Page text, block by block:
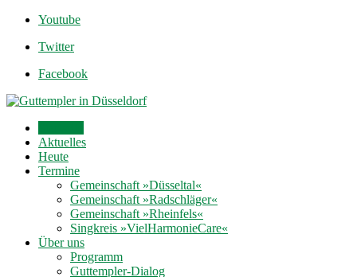
Youtube
Twitter
Facebook
Aktuelles
Heute
Termine
Gemeinschaft »Düsseltal«
Gemeinschaft »Radschläger«
Gemeinschaft »Rheinfels«
Singkreis »VielHarmonieCare«
Über uns
Programm
Guttempler-Dialog